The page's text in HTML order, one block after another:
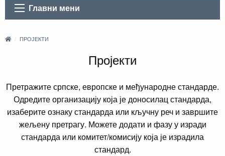
Главни мени
ПРОЈЕКТИ
Пројекти
Претражите српске, европске и међународне стандарде.
Одредите организацију која је доносилац стандарда,
изаберите ознаку стандарда или кључну реч и завршите
жељену претрагу. Можете додати и фазу у изради
стандарда или комитет/комисију која је израдила
стандард.